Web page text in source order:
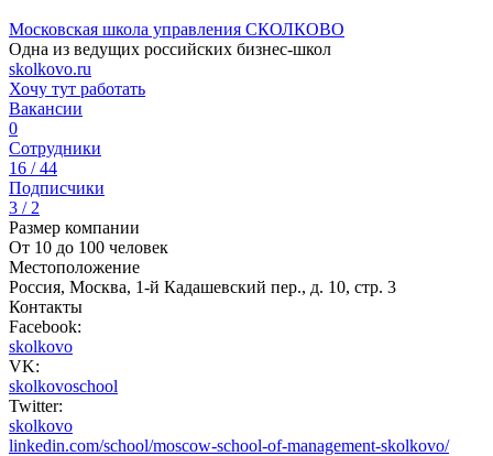
Московская школа управления СКОЛКОВО
Одна из ведущих российских бизнес-школ
skolkovo.ru
Хочу тут работать
Вакансии
0
Сотрудники
16 / 44
Подписчики
3 / 2
Размер компании
От 10 до 100 человек
Местоположение
Россия, Москва, 1-й Кадашевский пер., д. 10, стр. 3
Контакты
Facebook:
skolkovo
VK:
skolkovoschool
Twitter:
skolkovo
linkedin.com/school/moscow-school-of-management-skolkovo/